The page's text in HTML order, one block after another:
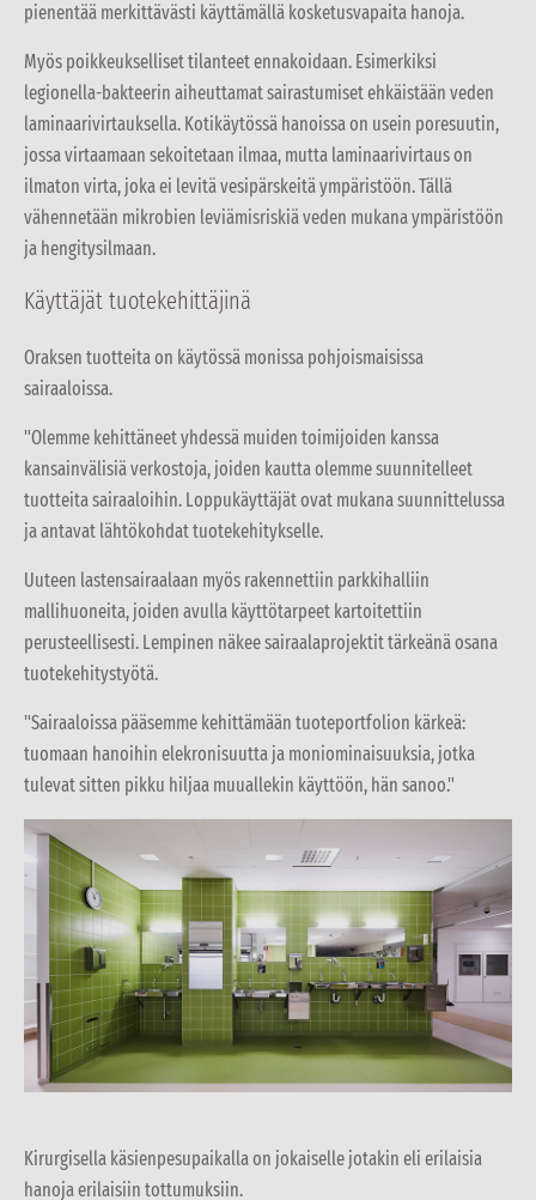
pienentää merkittävästi käyttämällä kosketusvapaita hanoja.
Myös poikkeukselliset tilanteet ennakoidaan. Esimerkiksi
legionella-bakteerin aiheuttamat sairastumiset ehkäistään veden
laminaarivirtauksella. Kotikäytössä hanoissa on usein poresuutin,
jossa virtaamaan sekoitetaan ilmaa, mutta laminaarivirtaus on
ilmaton virta, joka ei levitä vesipärskeitä ympäristöön. Tällä
vähennetään mikrobien leviämisriskiä veden mukana ympäristöön
ja hengitysilmaan.
Käyttäjät tuotekehittäjinä
Oraksen tuotteita on käytössä monissa pohjoismaisissa
sairaaloissa.
"Olemme kehittäneet yhdessä muiden toimijoiden kanssa
kansainvälisiä verkostoja, joiden kautta olemme suunnitelleet
tuotteita sairaaloihin. Loppukäyttäjät ovat mukana suunnittelussa
ja antavat lähtökohdat tuotekehitykselle.
Uuteen lastensairaalaan myös rakennettiin parkkihalliin
mallihuoneita, joiden avulla käyttötarpeet kartoitettiin
perusteellisesti. Lempinen näkee sairaalaprojektit tärkeänä osana
tuotekehitystyötä.
"Sairaaloissa pääsemme kehittämään tuoteportfolion kärkeä:
tuomaan hanoihin elekronisuutta ja moniominaisuuksia, jotka
tulevat sitten pikku hiljaa muuallekin käyttöön, hän sanoo."
Kirurgisella käsienpesupaikalla on jokaiselle jotakin eli erilaisia
hanoja erilaisiin tottumuksiin.